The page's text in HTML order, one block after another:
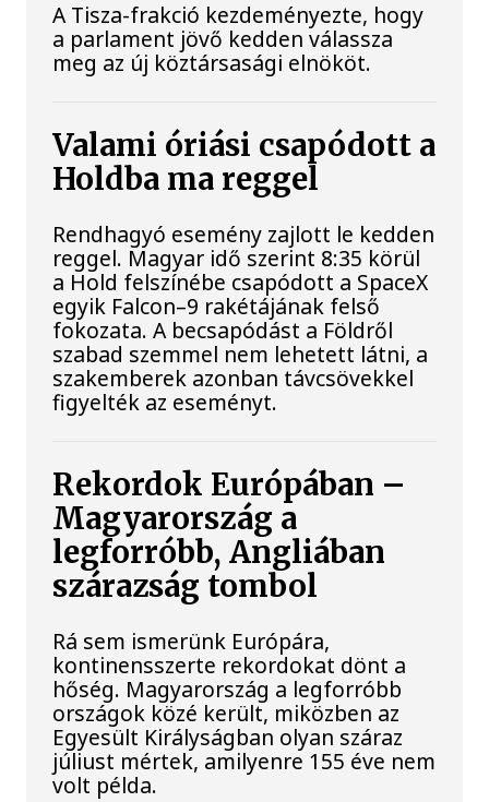
A Tisza-frakció kezdeményezte, hogy
a parlament jövő kedden válassza
meg az új köztársasági elnököt.
Valami óriási csapódott a
Holdba ma reggel
Rendhagyó esemény zajlott le kedden
reggel. Magyar idő szerint 8:35 körül
a Hold felszínébe csapódott a SpaceX
egyik Falcon–9 rakétájának felső
fokozata. A becsapódást a Földről
szabad szemmel nem lehetett látni, a
szakemberek azonban távcsövekkel
figyelték az eseményt.
Rekordok Európában –
Magyarország a
legforróbb, Angliában
szárazság tombol
Rá sem ismerünk Európára,
kontinensszerte rekordokat dönt a
hőség. Magyarország a legforróbb
országok közé került, miközben az
Egyesült Királyságban olyan száraz
júliust mértek, amilyenre 155 éve nem
volt példa.